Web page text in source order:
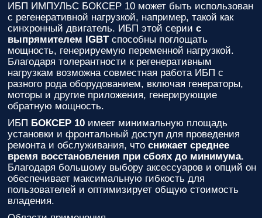
ИБП ИМПУЛЬС БОКСЕР 10 может быть использован
с регенеративной нагрузкой, например, такой как
синхронный двигатель. ИБП этой серии с
выпрямителем IGBTспособны поглощать
мощность, генерируемую переменной нагрузкой.
Благодаря толерантности к регенеративным
нагрузкам возможна совместная работа ИБП с
разного рода оборудованием, включая генераторы,
моторы и другие приложения, генерирующие
обратную мощность.
ИБП БОКСЕР 10 имеет минимальную площадь
установки и фронтальный доступ для проведения
ремонта и обслуживания, что снижает среднее
время восстановления при сбоях до минимума.
Благодаря большому выбору аксессуаров и опций он
обеспечивает максимальную гибкость для
пользователей и оптимизирует общую стоимость
владения.